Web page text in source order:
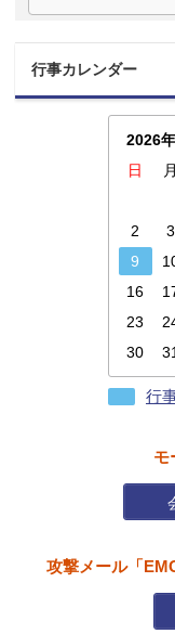
行事カレンダー
2026
日
月
2
3
9
16
23
30
行
モ
攻撃メール「